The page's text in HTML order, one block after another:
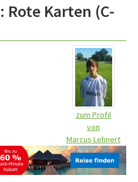
Rote Karten (C-
zum Profil
von
Marcus Lehnert